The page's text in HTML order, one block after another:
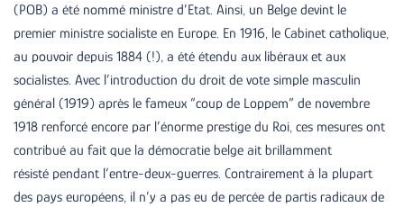
(POB) a été nommé ministre d’Etat. Ainsi, un Belge devint le
premier ministre socialiste en Europe. En 1916, le Cabinet catholique,
au pouvoir depuis 1884 (!), a été étendu aux libéraux et aux
socialistes. Avec l’introduction du droit de vote simple masculin
général (1919) après le fameux “coup de Loppem” de novembre
1918 renforcé encore par l’énorme prestige du Roi, ces mesures ont
contribué au fait que la démocratie belge ait brillamment
résisté pendant l’entre-deux-guerres. Contrairement à la plupart
des pays européens, il n’y a pas eu de percée de partis radicaux de